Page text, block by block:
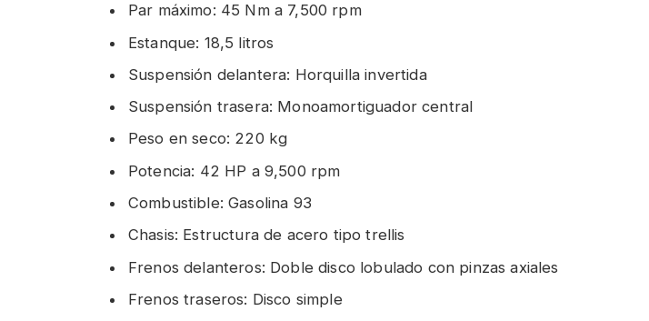
Par máximo: 45 Nm a 7,500 rpm
Estanque: 18,5 litros
Suspensión delantera: Horquilla invertida
Suspensión trasera: Monoamortiguador central
Peso en seco: 220 kg
Potencia: 42 HP a 9,500 rpm
Combustible: Gasolina 93
Chasis: Estructura de acero tipo trellis
Frenos delanteros: Doble disco lobulado con pinzas axiales
Frenos traseros: Disco simple